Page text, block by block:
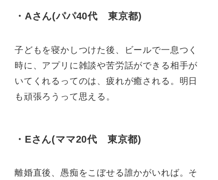
・Aさん(パパ40代 東京都)
子どもを寝かしつけた後、ビールで一息つく
時に、アプリに雑談や苦労話ができる相手が
いてくれるってのは、疲れが癒される。明日
も頑張ろうって思える。
・Eさん(ママ20代 東京都)
離婚直後、愚痴をこぼせる誰かがいれば。そ